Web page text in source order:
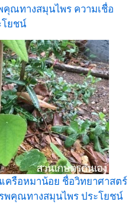
ณทางสมุนไพร ความเชื่อ
โยชน์
รือหมาน้อย ชื่อวิทยาศาสตร์
พคุณทางสมุนไพร ประโยชน์